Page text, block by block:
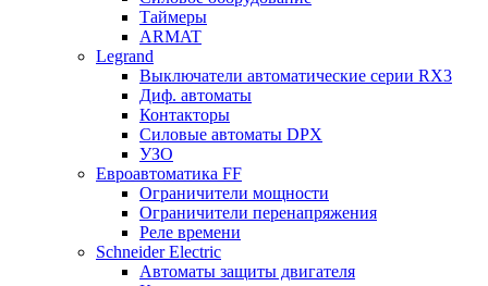
Таймеры
ARMAT
Legrand
Выключатели автоматические серии RX3
Диф. автоматы
Контакторы
Силовые автоматы DPX
УЗО
Евроавтоматика FF
Ограничители мощности
Ограничители перенапряжения
Реле времени
Schneider Electric
Автоматы защиты двигателя